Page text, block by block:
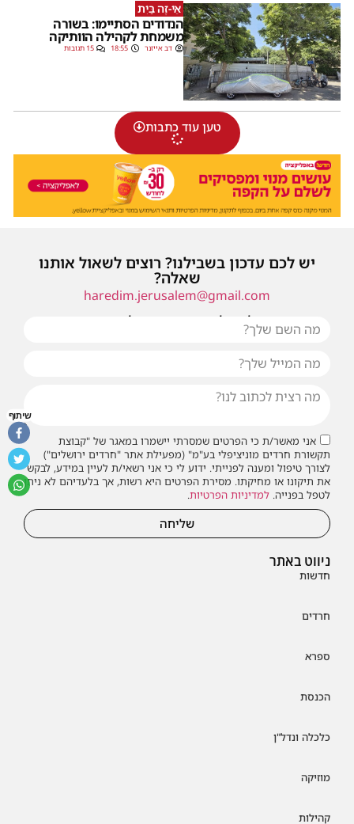
אֵי-זֶה בַּיִת
הנדודים הסתיימו: בשורה
משמחת לקהילה הוותיקה
דב אייזנר 18:55 15 תגובות
טען עוד כתבות
ניווט באתר
חדשות
חרדים
ספרא
הכנסת
כלכלה ונדל"ן
מוזיקה
קהילות
יש לכם עדכון בשבילנו? רוצים לשאול אותנו
שאלה?
haredim.jerusalem@gmail.com
או שילחו אלינו פנייה ונחזור אליכם בהקדם
אני מאשר/ת כי הפרטים שמסרתי יישמרו במאגר של "קבוצת
תקשורת חרדים מוניציפלי בע"מ" (מפעילת אתר "חרדים ירושלים")
לצורך טיפול ומענה לפנייתי. ידוע לי כי אני רשאי/ת לעיין במידע, לבקש
את תיקונו או מחיקתו. מסירת הפרטים היא רשות, אך בלעדיהם לא ניתן
לטפל בפנייה. למדיניות הפרטיות.
שליחה
שיתוף